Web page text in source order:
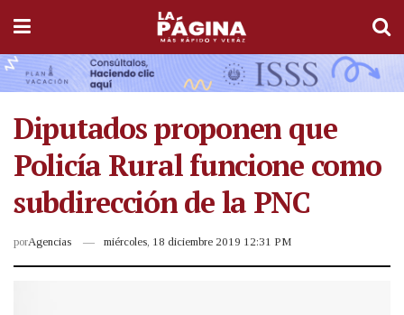
Diputados proponen que
Policía Rural funcione como
subdirección de la PNC
porAgencias miércoles, 18 diciembre 2019 12:31 PM